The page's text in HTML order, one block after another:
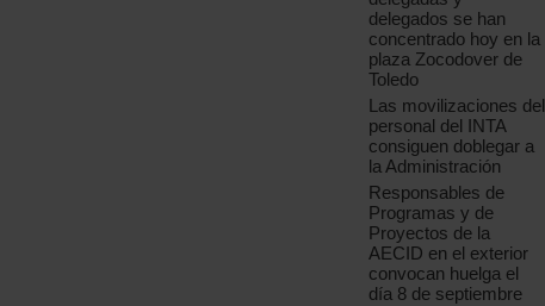
delegados se han
concentrado hoy en la
plaza Zocodover de
Toledo
Las movilizaciones del
personal del INTA
consiguen doblegar a
la Administración
Responsables de
Programas y de
Proyectos de la
AECID en el exterior
convocan huelga el
día 8 de septiembre